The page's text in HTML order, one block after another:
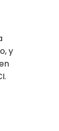
y